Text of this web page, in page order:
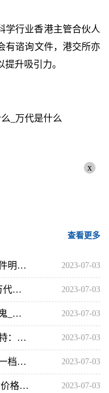
学行业香港主管合伙人
有谘询文件，港交所亦
升吸引力。
_万代是什么
x
查看更多
毕马威料下半年港新股市场有条件明显复苏 全球观速讯 2023-07-03
环球观天下！千手万代是什么_万代是什么 2023-07-03
环球最资讯丨为啥说红楼梦全是鬼_王熙凤怎么死的 2023-07-03
环球今日讯！马斯克回应限流推特：多关心家人 2023-07-03
河北省唐山市2023中考成绩一分一档表（含原市区、迁安市、玉田县）|环球看点 2023-07-03
近期沈阳蛋菜价格小幅下降 生猪价格偏弱运行 2023-07-03